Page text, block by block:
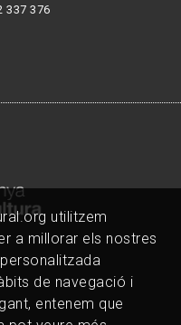
337 376
utilitzem
a millorar els nostres
de navegació i
entenem que